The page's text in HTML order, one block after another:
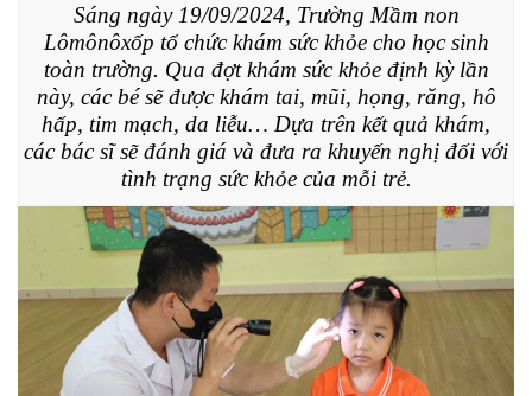
Sáng ngày 19/09/2024, Trường Mầm non
Lômônôxốp tổ chức khám sức khỏe cho học sinh
toàn trường. Qua đợt khám sức khỏe định kỳ lần
này, các bé sẽ được khám tai, mũi, họng, răng, hô
hấp, tim mạch, da liễu… Dựa trên kết quả khám,
các bác sĩ sẽ đánh giá và đưa ra khuyến nghị đối với
tình trạng sức khỏe của mỗi trẻ.